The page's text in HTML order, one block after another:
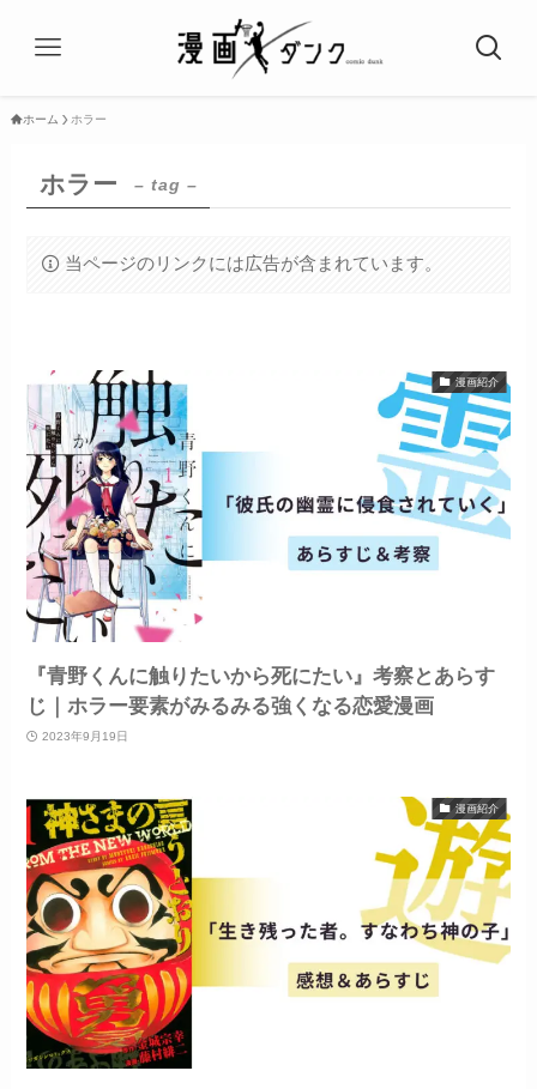
ホーム ホラー
ホラー – tag –
当ページのリンクには広告が含まれています。
漫画紹介
『青野くんに触りたいから死にたい』考察とあらす
じ｜ホラー要素がみるみる強くなる恋愛漫画
2023年9月19日
漫画紹介